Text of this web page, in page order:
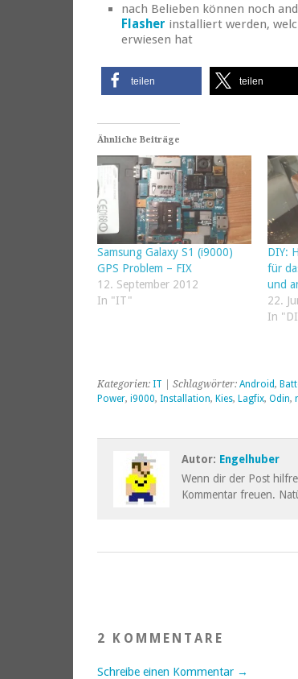
nach Belieben können noch
Flasher installiert werden,
erwiesen hat
teilen teilen
Ähnliche Beiträge
Samsung Galaxy S1 (i9000)
GPS Problem – FIX
12. September 2012
In "IT"
DIY:
für
und
22.
In
Kategorien: IT | Schlagwörter: Android,
Power, i9000, Installation, Kies, Lagfix, Odin,
Autor: Engelhuber
Wenn dir der Post
Kommentar freuen.
2 KOMMENTARE
Schreibe einen Kommentar →